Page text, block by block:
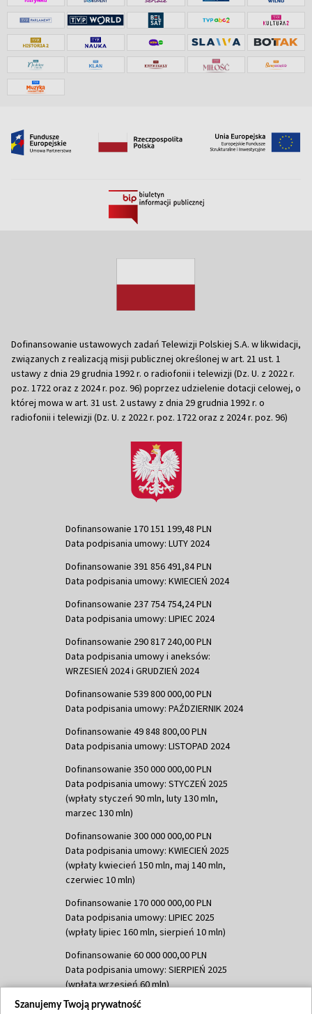
Dofinansowanie ustawowych zadań Telewizji Polskiej S.A. w likwidacji,
związanych z realizacją misji publicznej określonej w art. 21 ust. 1
ustawy z dnia 29 grudnia 1992 r. o radiofonii i telewizji (Dz. U. z 2022 r.
poz. 1722 oraz z 2024 r. poz. 96) poprzez udzielenie dotacji celowej, o
której mowa w art. 31 ust. 2 ustawy z dnia 29 grudnia 1992 r. o
radiofonii i telewizji (Dz. U. z 2022 r. poz. 1722 oraz z 2024 r. poz. 96)
Dofinansowanie 170 151 199,48 PLN
Data podpisania umowy: LUTY 2024
Dofinansowanie 391 856 491,84 PLN
Data podpisania umowy: KWIECIEŃ 2024
Dofinansowanie 237 754 754,24 PLN
Data podpisania umowy: LIPIEC 2024
Dofinansowanie 290 817 240,00 PLN
Data podpisania umowy i aneksów:
WRZESIEŃ 2024 i GRUDZIEŃ 2024
Dofinansowanie 539 800 000,00 PLN
Data podpisania umowy: PAŹDZIERNIK 2024
Dofinansowanie 49 848 800,00 PLN
Data podpisania umowy: LISTOPAD 2024
Dofinansowanie 350 000 000,00 PLN
Data podpisania umowy: STYCZEŃ 2025
(wpłaty styczeń 90 mln, luty 130 mln,
marzec 130 mln)
Dofinansowanie 300 000 000,00 PLN
Data podpisania umowy: KWIECIEŃ 2025
(wpłaty kwiecień 150 mln, maj 140 mln,
czerwiec 10 mln)
Dofinansowanie 170 000 000,00 PLN
Data podpisania umowy: LIPIEC 2025
(wpłaty lipiec 160 mln, sierpień 10 mln)
Dofinansowanie 60 000 000,00 PLN
Data podpisania umowy: SIERPIEŃ 2025
(wpłata wrzesień 60 mln)
Dofinansowanie 635 783 051,21 PLN
Szanujemy Twoją prywatność